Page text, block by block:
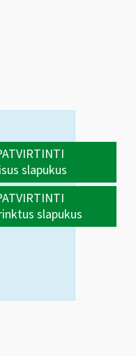
slapukus
slapukus